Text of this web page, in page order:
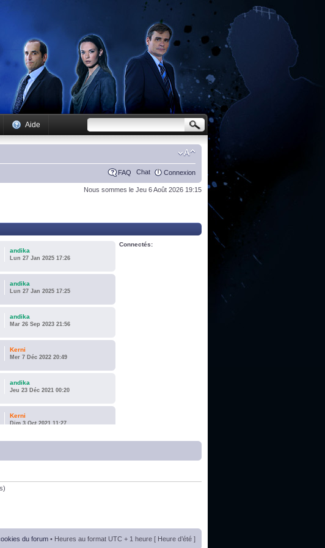
Aide
FAQ Chat Connexion
Nous sommes le Jeu 6 Août 2026 19:15
andika
Lun 27 Jan 2025 17:26
andika
Lun 27 Jan 2025 17:25
andika
Mar 26 Sep 2023 21:56
Kerni
Mer 7 Déc 2022 20:49
andika
Jeu 23 Déc 2021 00:20
Kerni
Dim 3 Oct 2021 11:27
andika
Connectés:
du forum • Heures au format UTC + 1 heure [ Heure d’été ]